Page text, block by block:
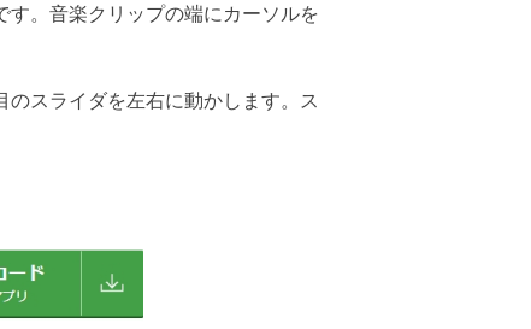
。音楽クリップの端にカーソルを
スライダを左右に動かします。ス